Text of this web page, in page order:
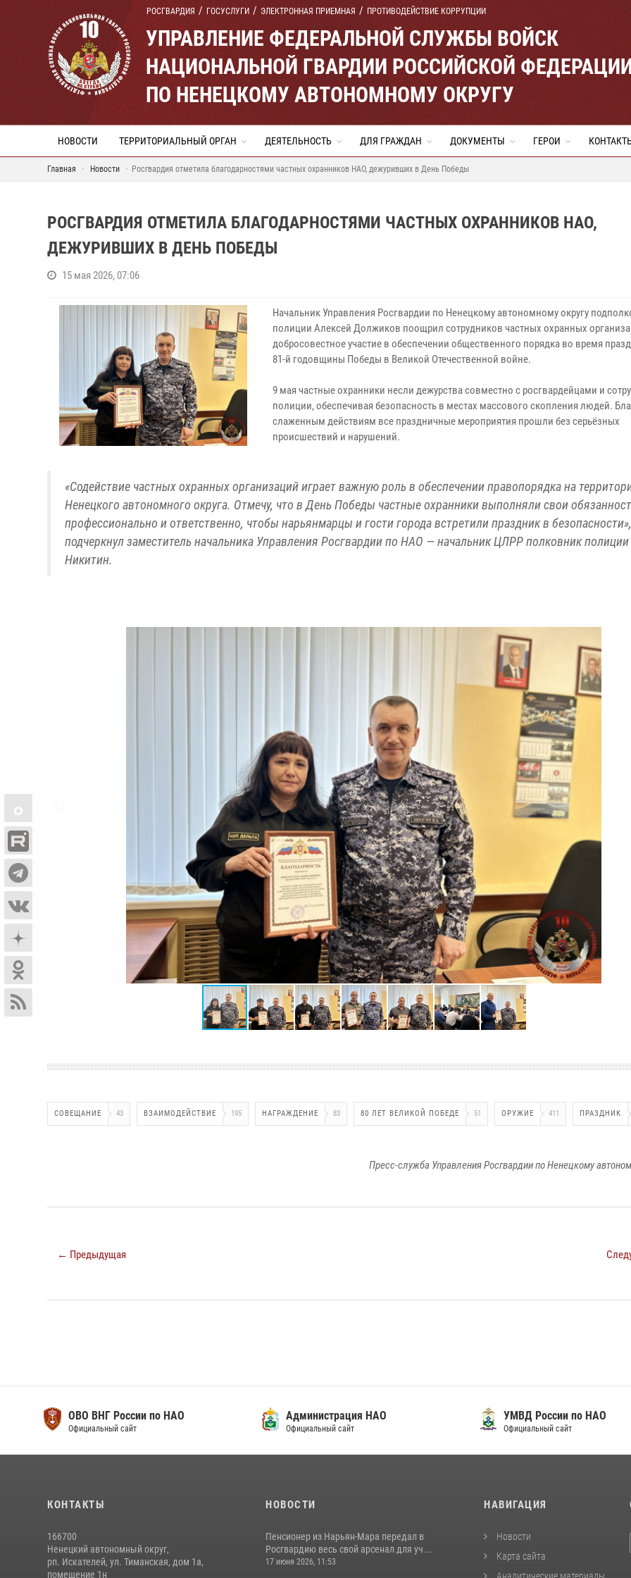
РОСГВАРДИЯ ГОСУСЛУГИ ЭЛЕКТРОННАЯ ПРИЕМНАЯ ПРОТИВОДЕЙСТВИЕ КОРРУПЦИИ
УПРАВЛЕНИЕ ФЕДЕРАЛЬНОЙ СЛУЖБЫ ВОЙСК
НАЦИОНАЛЬНОЙ ГВАРДИИ РОССИЙСКОЙ
ПО НЕНЕЦКОМУ АВТОНОМНОМУ ОКРУГУ
НОВОСТИ ТЕРРИТОРИАЛЬНЫЙ ОРГАН ДЕЯТЕЛЬНОСТЬ ДЛЯ ГРАЖДАН ДОКУМЕНТЫ ГЕРОИ
Главная Новости Росгвардия отметила благодарностями частных охранников НАО, дежуривших в День Победы
РОСГВАРДИЯ ОТМЕТИЛА БЛАГОДАРНОСТЯМИ ЧАСТНЫХ ОХРАННИКОВ НАО,
ДЕЖУРИВШИХ В ДЕНЬ ПОБЕДЫ
15 мая 2026, 07:06
Начальник Управления Росгвардии по Ненецкому автономному округу
полиции Алексей Должиков поощрил сотрудников частных охранных
добросовестное участие в обеспечении общественного порядка во время
81-й годовщины Победы в Великой Отечественной войне.
9 мая частные охранники несли дежурства совместно с росгвардейцами и
полиции, обеспечивая безопасность в местах массового скопления людей.
слаженным действиям все праздничные мероприятия прошли без серьёзных
происшествий и нарушений.
«Содействие частных охранных организаций играет важную роль в обеспечении правопорядка на
Ненецкого автономного округа. Отмечу, что в День Победы частные охранники выполняли свои
профессионально и ответственно, чтобы нарьянмарцы и гости города встретили праздник в
подчеркнул заместитель начальника Управления Росгвардии по НАО — начальник ЦЛРР полковник
Никитин.
СОВЕЩАНИЕ 43 ВЗАИМОДЕЙСТВИЕ 195 НАГРАЖДЕНИЕ 83 80 ЛЕТ ВЕЛИКОЙ ПОБЕДЕ 51 ОРУЖИЕ 411 ПРАЗДНИК
Пресс-служба Управления Росгвардии по Ненецкому
← Предыдущая
ОВО ВНГ России по НАО
Официальный сайт
Администрация НАО
Официальный сайт
УМВД России по НАО
Официальный сайт
КОНТАКТЫ
166700
Ненецкий автономный округ,
рп. Искателей, ул. Тиманская, дом 1а,
помещение 1н
НОВОСТИ
Пенсионер из Нарьян-Мара передал в
Росгвардию весь свой арсенал для уч...
17 июня 2026, 11:53
НАВИГАЦИЯ
Новости
Карта сайта